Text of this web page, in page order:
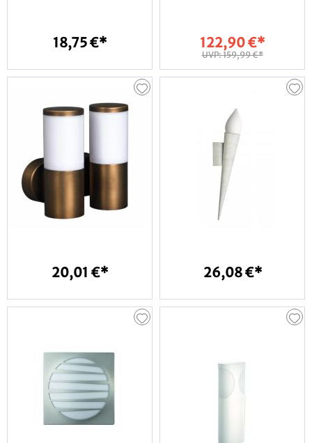
18,75 €* 122,90 €*
UVP: 159,99 €*
20,01 €* 26,08 €*